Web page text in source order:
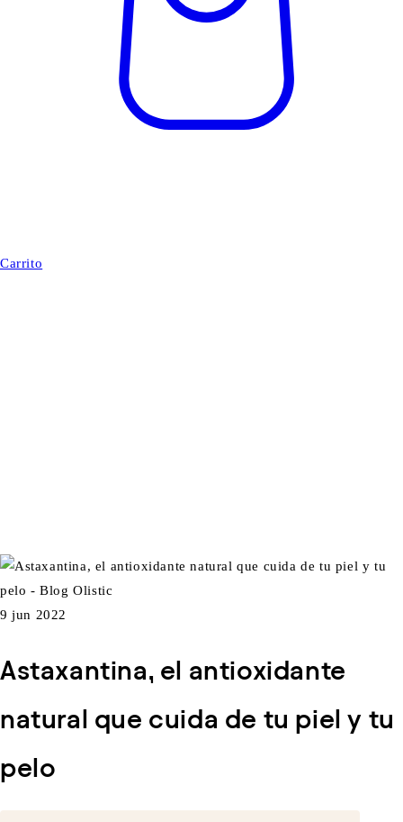
Carrito
9 jun 2022
Astaxantina, el antioxidante
natural que cuida de tu piel y tu
pelo